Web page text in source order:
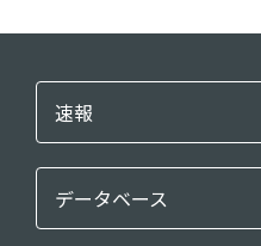
速報
データベース